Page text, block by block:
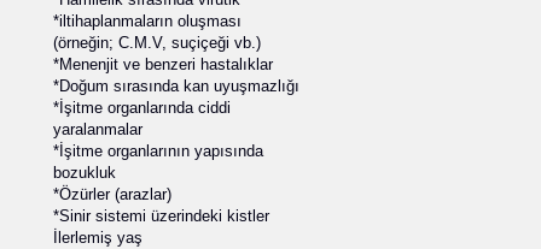
*iltihaplanmaların oluşması
(örneğin; C.M.V, suçiçeği vb.)
*Menenjit ve benzeri hastalıklar
*Doğum sırasında kan uyuşmazlığı
*İşitme organlarında ciddi
yaralanmalar
*İşitme organlarının yapısında
bozukluk
*Özürler (arazlar)
*Sinir sistemi üzerindeki kistler
İlerlemiş yaş